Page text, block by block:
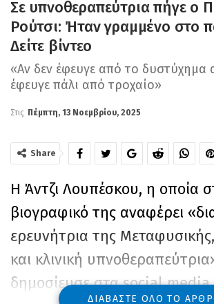
Σε υπνοθεραπεύτρια πήγε ο
Ρούτσι: Ήταν γραμμένο στο
Δείτε βίντεο
«Αν δεν έφευγε από το δυστύχημα
έφευγε πάλι από τροχαίο»
Στις Πέμπτη, 13 Νοεμβρίου, 2025
Share
Η Άντζι Λουπέσκου, η οποία
βιογραφικό της αναφέρει
ερευνήτρια της
και κλινική
δημοσίευσε στα social media
ΔΙΑΒΆΣΤΕ ΌΛΟ ΤΟ